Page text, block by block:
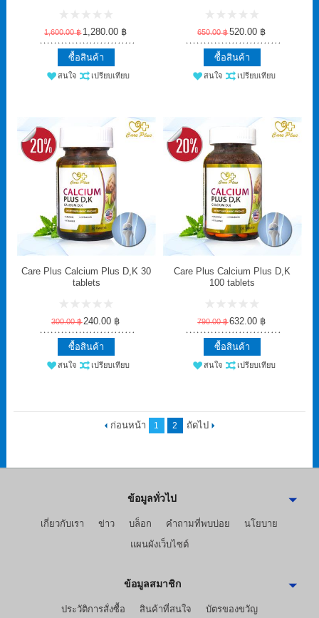
1,600.00 ฿ 1,280.00 ฿
ซื้อสินค้า
สนใจ เปรียบเทียบ
650.00 ฿520.00 ฿
ซื้อสินค้า
สนใจ เปรียบเทียบ
Care Plus Calcium Plus D,K 30
tablets
300.00 ฿ 240.00 ฿
ซื้อสินค้า
สนใจ เปรียบเทียบ
Care Plus Calcium Plus D,K
100 tablets
790.00 ฿632.00 ฿
ซื้อสินค้า
สนใจ เปรียบเทียบ
ก่อนหน้า 1 2 ถัดไป
ข้อมูลทั่วไป
เกี่ยวกับเรา ข่าว บล็อก คำถามที่พบบ่อย
นโยบาย
แผนผังเว็บไซต์
ข้อมูลสมาชิก
ประวัติการสั่งซื้อ สินค้าที่สนใจ บัตรของขวัญ